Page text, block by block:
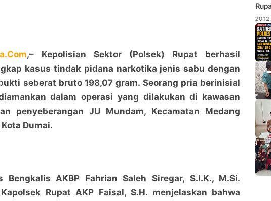
,– Kepolisian Sektor (Polsek) Rupat berhasil
kasus tindak pidana narkotika jenis sabu dengan
seberat bruto 198,07 gram. Seorang pria berinisial
dalam operasi yang dilakukan di kawasan
penyeberangan JU Mundam, Kecamatan Medang
Dumai.
Bengkalis AKBP Fahrian Saleh Siregar, S.I.K., M.Si.
Rupat AKP Faisal, S.H. menjelaskan bahwa
Rhu